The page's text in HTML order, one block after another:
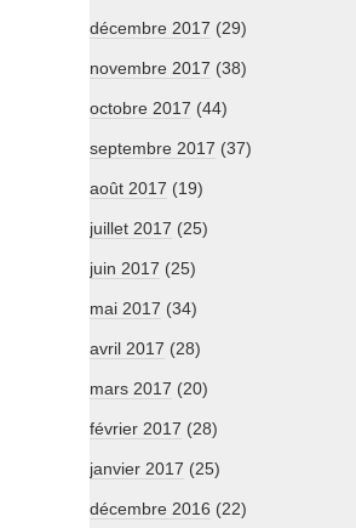
décembre 2017 (29)
novembre 2017 (38)
octobre 2017 (44)
septembre 2017 (37)
août 2017 (19)
juillet 2017 (25)
juin 2017 (25)
mai 2017 (34)
avril 2017 (28)
mars 2017 (20)
février 2017 (28)
janvier 2017 (25)
décembre 2016 (22)